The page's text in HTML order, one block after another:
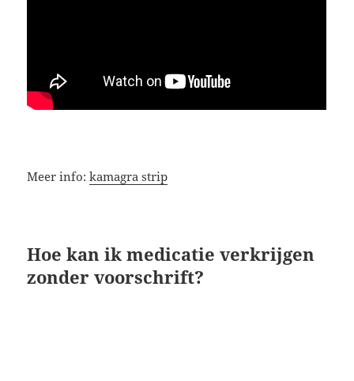
Meer info:kamagra strip
Hoe kan ik medicatie verkrijgen
zonder voorschrift?